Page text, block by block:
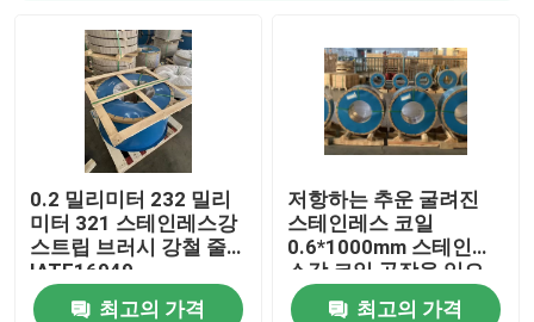
0.2 밀리미터 232 밀리
미터 321 스테인레스강
스트립 브러시 강철 줄
IATF16949
최고의 가격
저항하는 추운 굴려진
스테인레스 코일
0.6*1000mm 스테인리
스강 코일 공장을 입으
세요
최고의 가격